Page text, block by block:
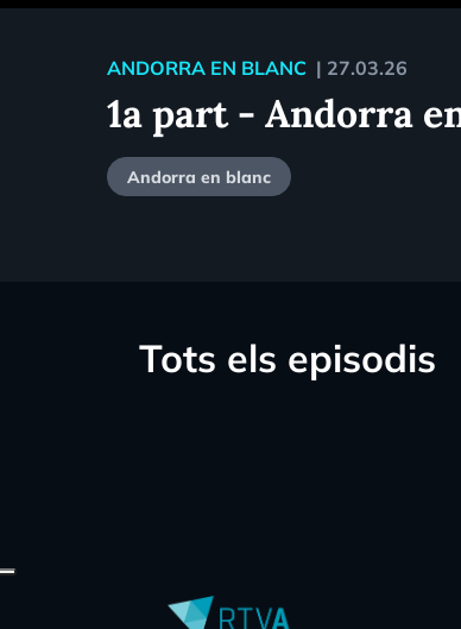
ANDORRA EN BLANC | 27.03.26
1a part - Andorra
Andorra en blanc
Tots els episodis